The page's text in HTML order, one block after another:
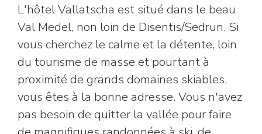
L'hôtel Vallatscha est situé dans le beau
Val Medel, non loin de Disentis/Sedrun. Si
vous cherchez le calme et la détente, loin
du tourisme de masse et pourtant à
proximité de grands domaines skiables,
vous êtes à la bonne adresse. Vous n'avez
pas besoin de quitter la vallée pour faire